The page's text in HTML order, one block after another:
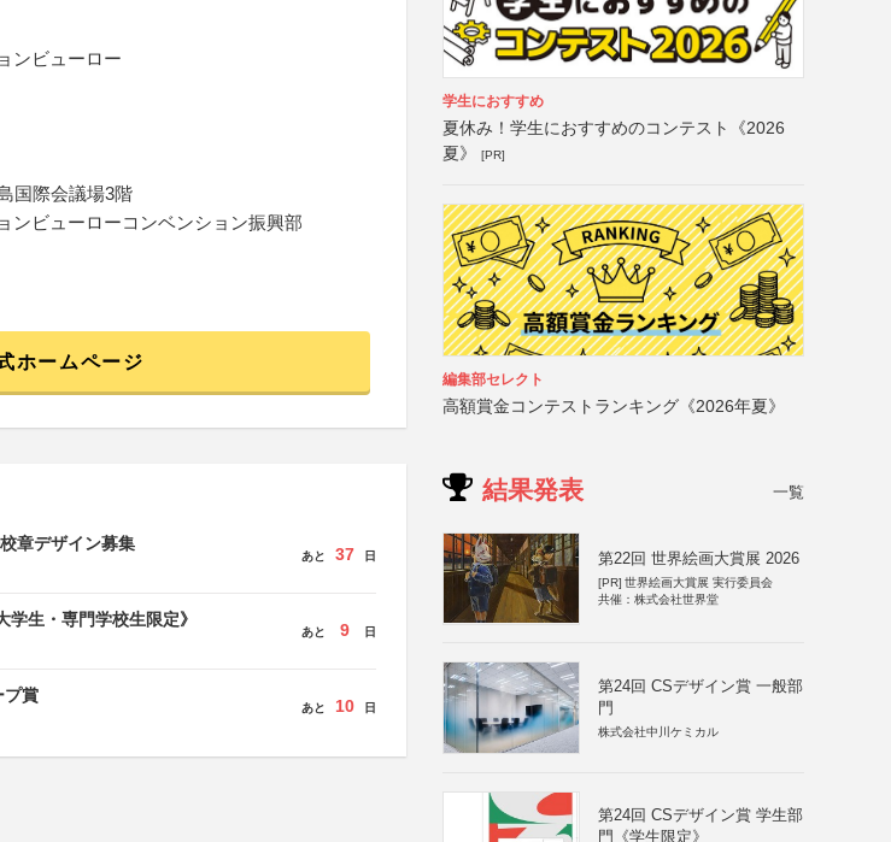
ンビューロー
国際会議場3階
ンビューローコンベンション振興部
ホームページ
章デザイン募集
あと 37 日
生・専門学校生限定》
あと 9 日
プ賞
あと 10 日
学生におすすめ
夏休み！学生におすすめのコンテスト《2026
夏》
[PR]
編集部セレクト
高額賞金コンテストランキング《2026年夏》
結果発表 一覧
第22回 世界絵画大賞展 2026
[PR] 世界絵画大賞展 実行委員会
共催：株式会社世界堂
第24回 CSデザイン賞 一般部
門
株式会社中川ケミカル
第24回 CSデザイン賞 学生部
門《学生限定》